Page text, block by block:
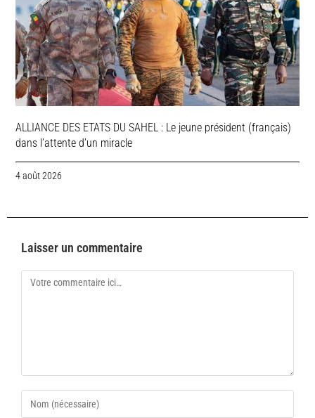
ALLIANCE DES ETATS DU SAHEL : Le jeune président (français)
dans l’attente d’un miracle
4 août 2026
Laisser un commentaire